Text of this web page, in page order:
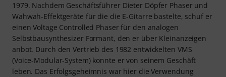
1979. Nachdem Geschäftsführer Dieter Döpfer Phaser und
Wahwah-Effektgeräte für die die E-Gitarre bastelte, schuf er
einen Voltage Controlled Phaser für den analogen
Selbstbausynthesizer Formant, den er über Kleinanzeigen
anbot. Durch den Vertrieb des 1982 entwickelten VMS
(Voice-Modular-System) konnte er von seinem Geschäft
leben. Das Erfolgsgeheimnis war hier die Verwendung